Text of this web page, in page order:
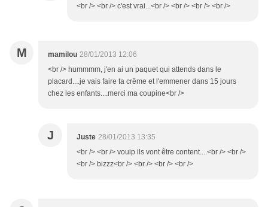
<br /> <br /> c'est vrai...<br /> <br /> <br /> <br />
M mamilou 28/01/2013 12:06
<br /> hummmm, j'en ai un paquet qui attends dans le
placard....je vais faire ta crême et l'emmener dans 15 jours
chez les enfants....merci ma coupine<br />
J Juste 28/01/2013 13:35
<br /> <br /> vouip ils vont être content....<br /> <br />
<br /> bizzz<br /> <br /> <br /> <br />